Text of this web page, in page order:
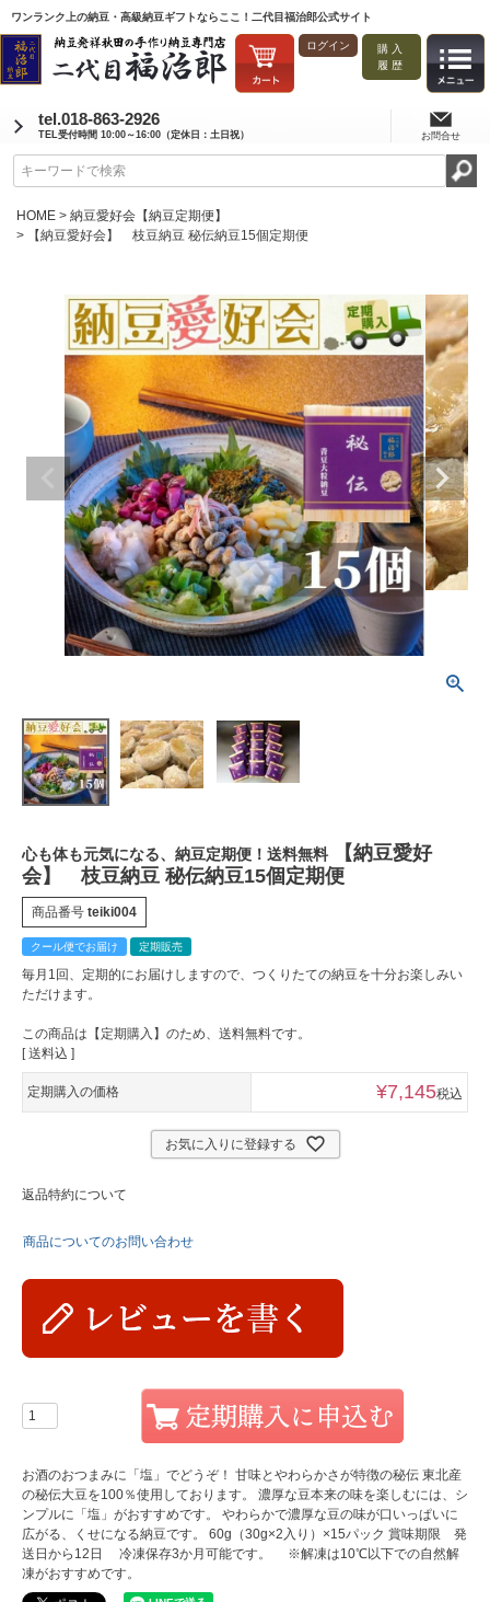
ワンランク上の納豆・高級納豆ギフトならここ！二代目福治郎公式サイト
ログイン
購入
履歴
tel.018-863-2926
TEL受付時間 10:00～16:00（定休日：土日祝） お問合せ
HOME
納豆愛好会【納豆定期便】
【納豆愛好会】 枝豆納豆 秘伝納豆15個定期便
心も体も元気になる、納豆定期便！送料無料
【納豆愛好
会】 枝豆納豆 秘伝納豆15個定期便
商品番号 teiki004
クール便でお届け 定期販売
毎月1回、定期的にお届けしますので、つくりたての納豆を十分お楽しみい
ただけます。
この商品は【定期購入】のため、送料無料です。
送料込
定期購入の価格 ¥7,145税込
お気に入りに登録する
返品特約について
商品についてのお問い合わせ
お酒のおつまみに「塩」でどうぞ！ 甘味とやわらかさが特徴の秘伝 東北産
の秘伝大豆を100％使用しております。 濃厚な豆本来の味を楽しむには、シ
ンプルに「塩」がおすすめです。 やわらかで濃厚な豆の味が口いっぱいに
広がる、くせになる納豆です。 60g（30g×2入り）×15パック 賞味期限 発
送日から12日 冷凍保存3か月可能です。 ※解凍は10℃以下での自然解
凍がおすすめです。